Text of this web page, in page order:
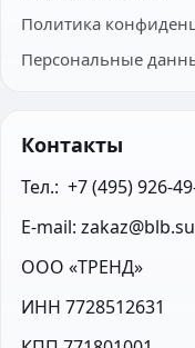
Политика
Персональные
Контакты
Тел.:  +7 (495) 926-
E-mail: zakaz@blb.su
ООО «ТРЕНД»
ИНН 7728512631